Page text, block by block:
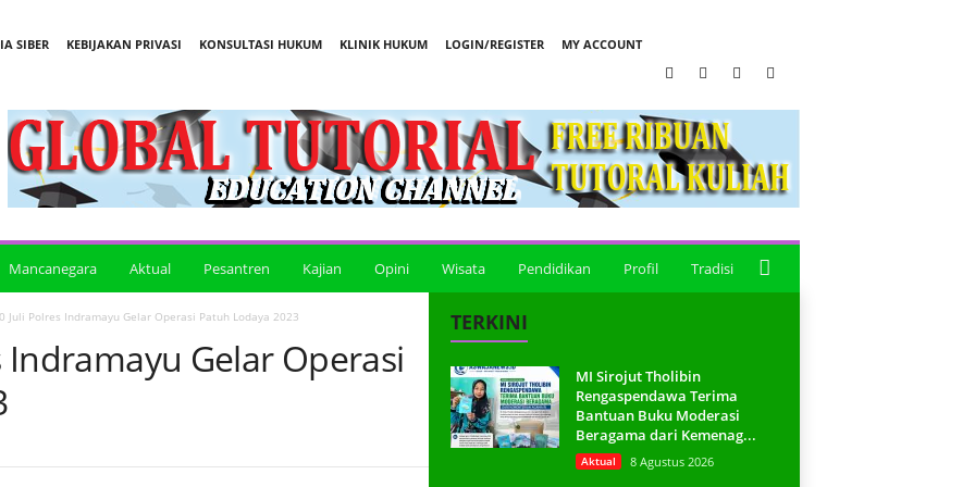
SIBER KEBIJAKAN PRIVASI KONSULTASI HUKUM KLINIK HUKUM LOGIN/REGISTER MY ACCOUNT
Mancanegara Aktual Pesantren Kajian Opini Wisata Pendidikan Profil Tradisi
Juli Polres Indramayu Gelar Operasi Patuh Lodaya 2023
Indramayu Gelar Operasi
TERKINI
MI Sirojut Tholibin
Rengaspendawa Terima
Bantuan Buku Moderasi
Beragama dari Kemenag...
Aktual 8 Agustus 2026